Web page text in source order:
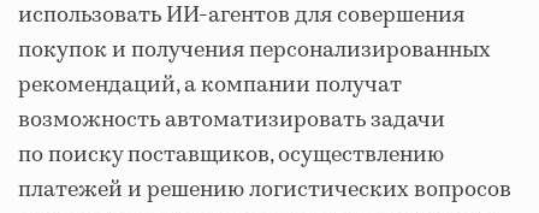
использовать ИИ-агентов для совершения
покупок и получения персонализированных
рекомендаций, а компании получат
возможность автоматизировать задачи
по поиску поставщиков, осуществлению
платежей и решению логистических вопросов